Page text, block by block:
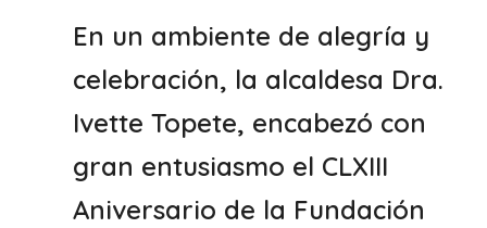
En un ambiente de alegría y
celebración, la alcaldesa Dra.
Ivette Topete, encabezó con
gran entusiasmo el CLXIII
Aniversario de la Fundación